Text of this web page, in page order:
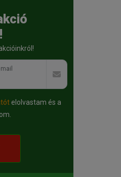
elolvastam és a